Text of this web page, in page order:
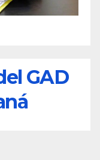
GAD